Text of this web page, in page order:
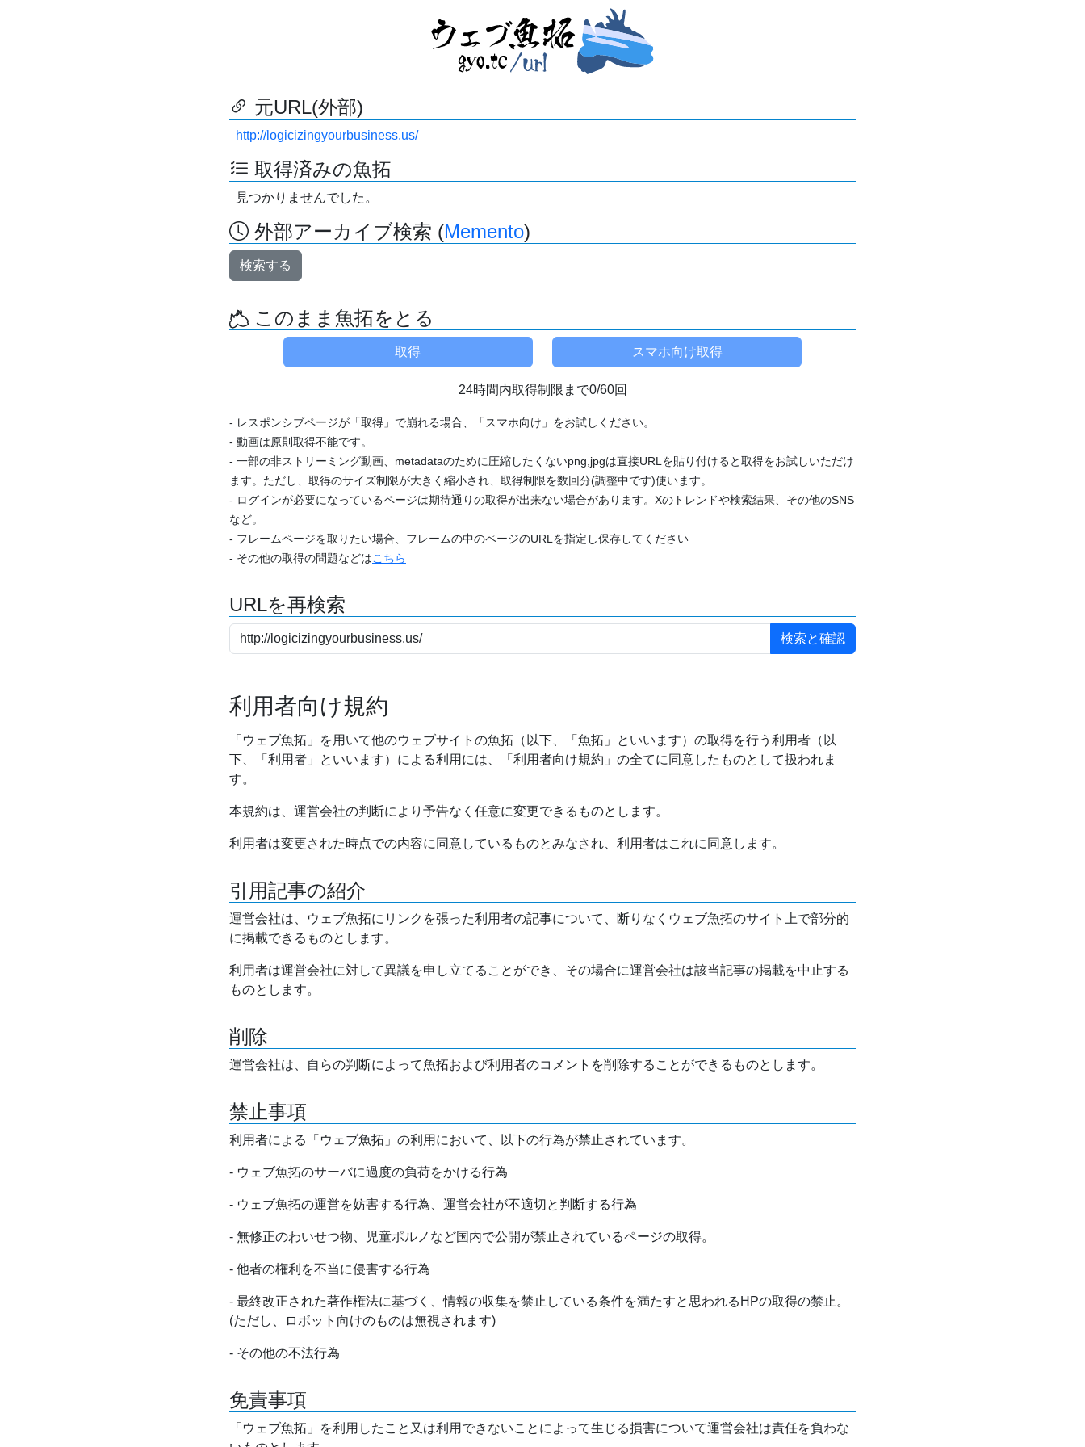
元URL(外部)
http://logicizingyourbusiness.us/
取得済みの魚拓
見つかりませんでした。
外部アーカイブ検索 (Memento)
検索する
このまま魚拓をとる
24時間内取得制限まで0/60回
- レスポンシブページが「取得」で崩れる場合、「スマホ向け」をお試しください。
- 動画は原則取得不能です。
- 一部の非ストリーミング動画、metadataのために圧縮したくないpng,jpgは直接URLを貼り付けると取得をお試しいただけ
ます。ただし、取得のサイズ制限が大きく縮小され、取得制限を数回分(調整中です)使います。
- ログインが必要になっているページは期待通りの取得が出来ない場合があります。Xのトレンドや検索結果、その他のSNS
など。
- フレームページを取りたい場合、フレームの中のページのURLを指定し保存してください
- その他の取得の問題などはこちら
URLを再検索
利用者向け規約
「ウェブ魚拓」を用いて他のウェブサイトの魚拓（以下、「魚拓」といいます）の取得を行う利用者（以
下、「利用者」といいます）による利用には、「利用者向け規約」の全てに同意したものとして扱われま
す。
本規約は、運営会社の判断により予告なく任意に変更できるものとします。
利用者は変更された時点での内容に同意しているものとみなされ、利用者はこれに同意します。
引用記事の紹介
運営会社は、ウェブ魚拓にリンクを張った利用者の記事について、断りなくウェブ魚拓のサイト上で部分的
に掲載できるものとします。
利用者は運営会社に対して異議を申し立てることができ、その場合に運営会社は該当記事の掲載を中止する
ものとします。
削除
運営会社は、自らの判断によって魚拓および利用者のコメントを削除することができるものとします。
禁止事項
利用者による「ウェブ魚拓」の利用において、以下の行為が禁止されています。
- ウェブ魚拓のサーバに過度の負荷をかける行為
- ウェブ魚拓の運営を妨害する行為、運営会社が不適切と判断する行為
- 無修正のわいせつ物、児童ポルノなど国内で公開が禁止されているページの取得。
- 他者の権利を不当に侵害する行為
- 最終改正された著作権法に基づく、情報の収集を禁止している条件を満たすと思われるHPの取得の禁止。
(ただし、ロボット向けのものは無視されます)
- その他の不法行為
免責事項
「ウェブ魚拓」を利用したこと又は利用できないことによって生じる損害について運営会社は責任を負わな